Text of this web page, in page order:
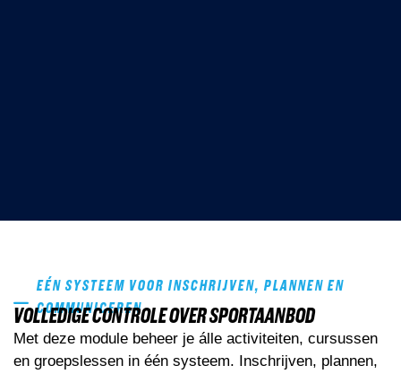
EÉN SYSTEEM VOOR INSCHRIJVEN, PLANNEN EN
COMMUNICEREN
VOLLEDIGE CONTROLE OVER SPORTAANBOD
Met deze module beheer je álle activiteiten, cursussen
en groepslessen in één systeem. Inschrijven, plannen,